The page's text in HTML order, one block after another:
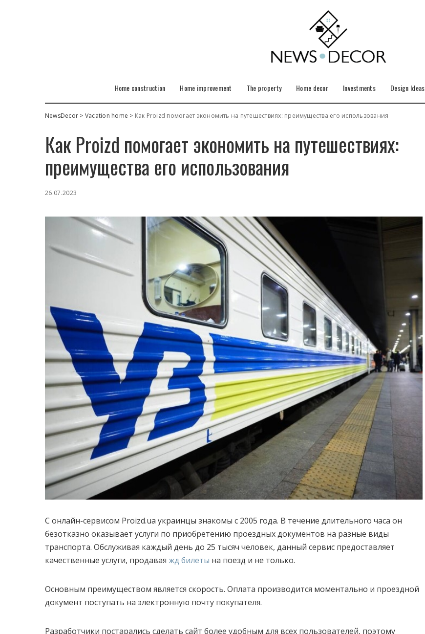
Home construction Home improvement The property Home decor Investments Design Ideas
NewsDecor > Vacation home > Как Proizd помогает экономить на путешествиях: преимущества его использования
Как Proizd помогает экономить на путешествиях:
преимущества его использования
26.07.2023
С онлайн-сервисом Proizd.ua украинцы знакомы с 2005 года. В течение длительного часа он
безотказно оказывает услуги по приобретению проездных документов на разные виды
транспорта. Обслуживая каждый день до 25 тысяч человек, данный сервис предоставляет
качественные услуги, продавая жд билеты на поезд и не только.
Основным преимуществом является скорость. Оплата производится моментально и проездной
документ поступать на электронную почту покупателя.
Разработчики постарались сделать сайт более удобным для всех пользователей, поэтому